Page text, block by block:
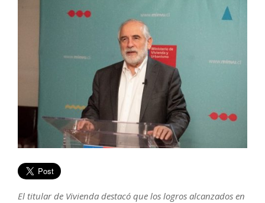
El titular de Vivienda destacó que los logros alcanzados en